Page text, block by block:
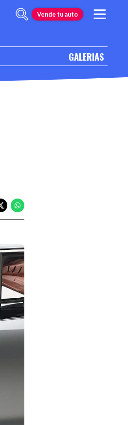
Vende tu auto
GALERIAS